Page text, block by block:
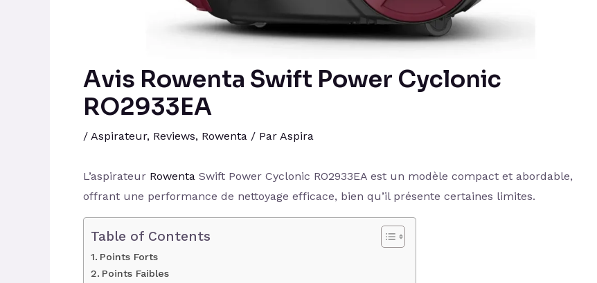
Avis Rowenta Swift Power Cyclonic
‎RO2933EA
/ Aspirateur, Reviews, Rowenta / Par Aspira
L’aspirateur Rowenta Swift Power Cyclonic RO2933EA est un modèle compact et abordable,
offrant une performance de nettoyage efficace, bien qu’il présente certaines limites.
Table of Contents
Points Forts
Points Faibles